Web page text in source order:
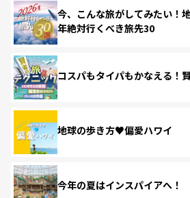
今、こんな旅がしてみたい！
年絶対行くべき旅先30
コスパもタイパもかなえる！
地球の歩き方♥偏愛ハワイ
今年の夏はインスパイアへ！